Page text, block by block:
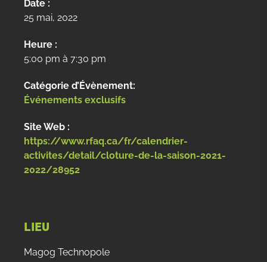
Date :
25 mai, 2022
Heure :
5:00 pm à 7:30 pm
Catégorie d’Évènement:
Événements exclusifs
Site Web :
https://www.rfaq.ca/fr/calendrier-
activites/detail/cloture-de-la-saison-2021-
2022/28952
LIEU
Magog Technopole